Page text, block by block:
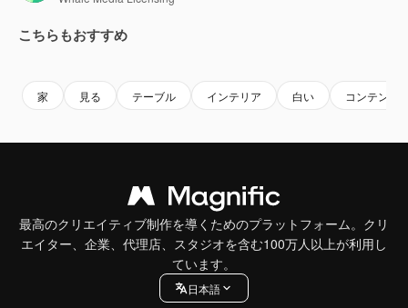
こちらもおすすめ
家 見る テーブル インテリア 白い コンテンポ
最高のクリエイティブ制作を導くためのプラットフォーム。クリ
エイター、企業、代理店、スタジオを含む100万人以上が利用し
ています。
日本語